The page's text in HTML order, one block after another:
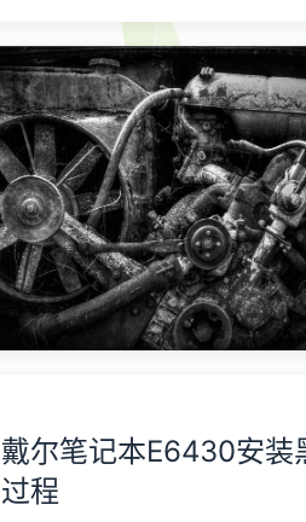
twrphttps://twrp.me/lg/lgnexus5x.html
MagiskManager-v7.4.0.apk 下载
v20.1.ziphttps://t00y.com/file/
twrp在twrp中四清，刷入
Magisk-v20.1.zip 手机开机安装
中安装好riru-core，再安装riru
edxposed installer 下载插件下载插件小鸡炖蘑菇或者
XQuickEnergy安装后，在edxposed软
机，打开支付宝，就可以通过上面两个
记得，支 ...
戴尔笔记本E6430安装
过程